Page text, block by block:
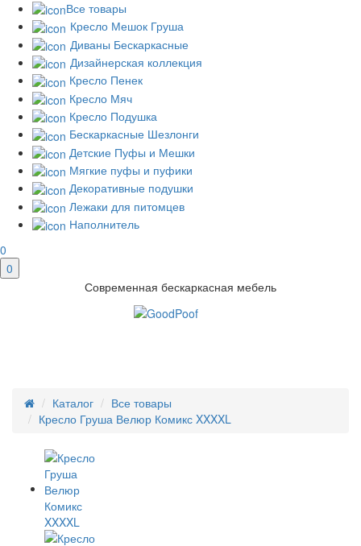
Все товары
Кресло Мешок Груша
Диваны Бескаркасные
Дизайнерская коллекция
Кресло Пенек
Кресло Мяч
Кресло Подушка
Бескаркасные Шезлонги
Детские Пуфы и Мешки
Мягкие пуфы и пуфики
Декоративные подушки
Лежаки для питомцев
Наполнитель
0
0
Современная бескаркасная мебель
Каталог
Все товары
Кресло Груша Велюр Комикс XXXXL